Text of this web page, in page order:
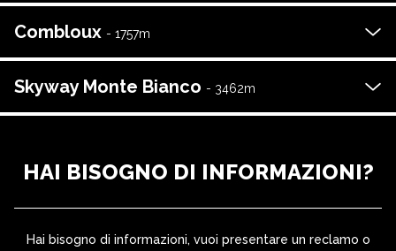
Combloux - 1757m
Skyway Monte Bianco - 3462m
HAI BISOGNO DI INFORMAZIONI?
Hai bisogno di informazioni, vuoi presentare un reclamo o